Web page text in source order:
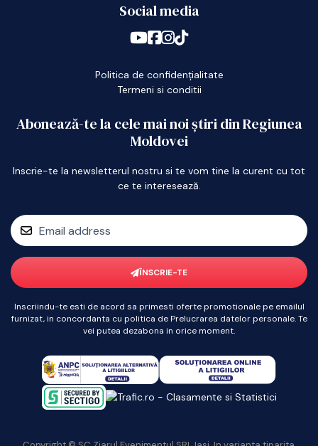
Social media
Politica de confidențialitate
Termeni si conditii
Abonează-te la cele mai noi știri din Regiunea
Moldovei
Inscrie-te la newsletterul nostru si te vom tine la curent cu tot
ce te interesează.
ÎNSCRIE-TE
Inscriindu-te esti de acord sa primesti oferte promotionale pe emailul
furnizat, in concordanta cu politica de Prelucrarea datelor personale. Te
vei putea dezabona in orice moment.